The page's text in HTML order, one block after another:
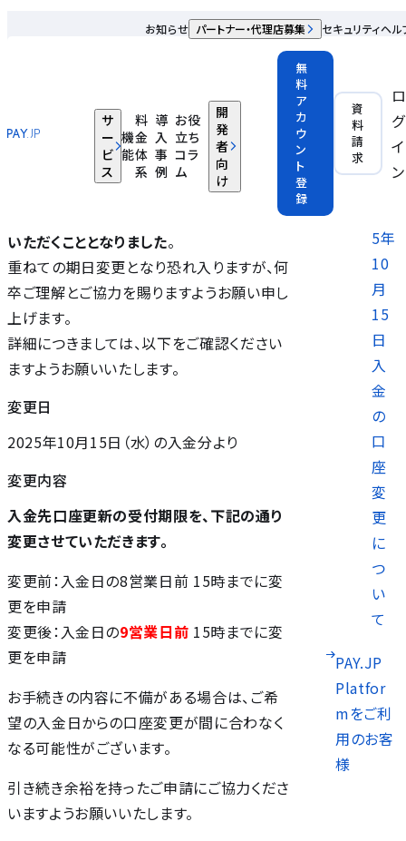
サ
ー
ビ
ス
機
能
料
金
体
系
導
入
事
例
お役
立ち
コラ
ム
開
発
者
向
け
お知らせ パートナー・代理店募集 セキュリティヘル
無
料
ア
カ
ウ
ン
ト
登
録
資
料
請
求
ロ
グ
イ
ン
入金先口座更新の受付期限変更のお知らせ：締切が1営業日
変更日
変更内容
5年
10
月
15
日
入
金
の
口
座
変
更
に
つ
い
て
PAY.JP
Platfor
mをご利
用のお客
様
平素よりPAY.JPをご愛顧いただき、誠にあり
がとうございます。
売上金の入金先口座更新の受付期限につき
従来より締切を1営業日早めさせて
いただくこととなりました。
重ねての期日変更となり恐れ入りますが、何
卒ご理解とご協力を賜りますようお願い申し
上げます。
詳細につきましては、以下をご確認ください
ますようお願いいたします。
変更日
2025年10月15日（水）の入金分より
変更内容
入金先口座更新の受付期限を、下記の通り
変更させていただきます。
変更前：入金日の8営業日前 15時までに変
更を申請
変更後：入金日の9営業日前 15時までに変
更を申請
お手続きの内容に不備がある場合は、ご希
望の入金日からの口座変更が間に合わなく
なる可能性がございます。
引き続き余裕を持ったご申請にご協力くださ
いますようお願いいたします。